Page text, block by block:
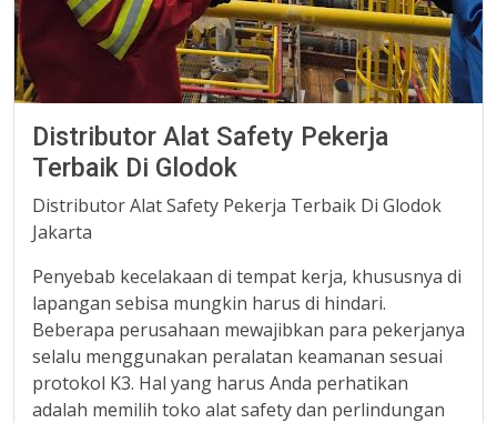
Distributor Alat Safety Pekerja
Terbaik Di Glodok
Distributor Alat Safety Pekerja Terbaik Di Glodok
Jakarta
Penyebab kecelakaan di tempat kerja, khususnya di
lapangan sebisa mungkin harus di hindari.
Beberapa perusahaan mewajibkan para pekerjanya
selalu menggunakan peralatan keamanan sesuai
protokol K3. Hal yang harus Anda perhatikan
adalah memilih toko alat safety dan perlindungan